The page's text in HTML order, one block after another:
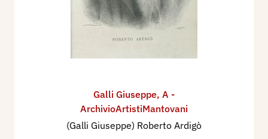
Galli Giuseppe, A -
ArchivioArtistiMantovani
(Galli Giuseppe) Roberto Ardigò